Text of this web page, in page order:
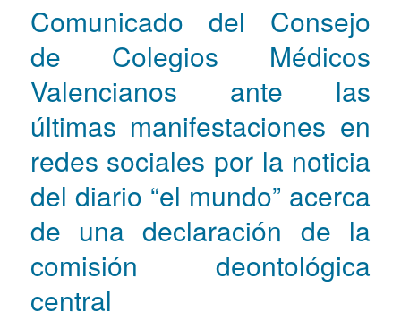
Comunicado del Consejo
de Colegios Médicos
Valencianos ante las
últimas manifestaciones en
redes sociales por la noticia
del diario “el mundo” acerca
de una declaración de la
comisión deontológica
central